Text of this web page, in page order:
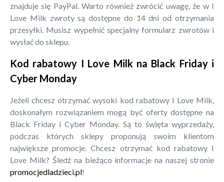
znajduje się PayPal. Warto również zwrócić uwagę, że w I
Love Milk zwroty są dostępne do 14 dni od otrzymania
przesyłki. Musisz wypełnić specjalny formularz zwrotów i
wysłać do sklepu.
Kod rabatowy I Love Milk na Black Friday i
Cyber Monday
Jeżeli chcesz otrzymać wysoki kod rabatowy I Love Milk,
doskonałym rozwiązaniem mogą być oferty dostępne na
Black Friday i Cyber Monday. Są to święta wyprzedaży,
podczas których sklepy proponują swoim klientom
największe promocje. Chcesz otrzymać kod rabatowy I
Love Milk? Śledź na bieżąco informacje na naszej stronie
promocjedladzieci.pl!